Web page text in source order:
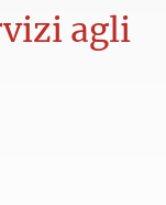
agli